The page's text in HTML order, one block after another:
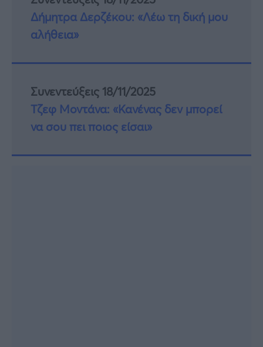
Δήμητρα Δερζέκου: «Λέω τη δική μου
αλήθεια»
Συνεντεύξεις 18/11/2025
Τζεφ Μοντάνα: «Κανένας δεν μπορεί
να σου πει ποιος είσαι»